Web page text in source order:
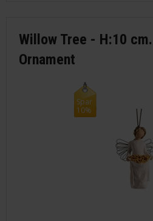
Willow Tree - H:10
Ornament
Spar
10%